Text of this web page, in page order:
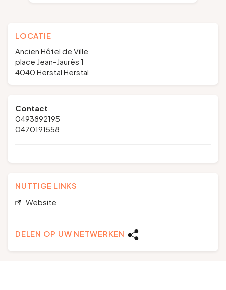
LOCATIE
Ancien Hôtel de Ville
place Jean-Jaurès 1
4040 Herstal Herstal
Contact
0493892195
0470191558
NUTTIGE LINKS
Website
DELEN OP UW NETWERKEN